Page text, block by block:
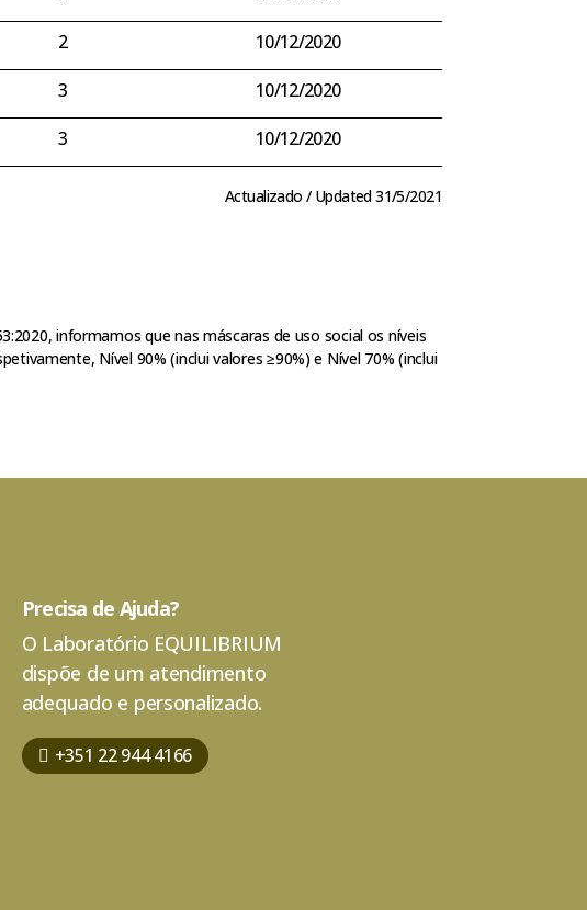
2
10/12/2020
3
10/12/2020
3 10/12/2020
Actualizado / Updated 31/5/2021
informamos que nas máscaras de uso social os níveis
Nível 90% (inclui valores ≥90%) e Nível 70% (inclui
Precisa de Ajuda?
O Laboratório EQUILIBRIUM
dispõe de um atendimento
adequado e personalizado.
+351 22 944 4166